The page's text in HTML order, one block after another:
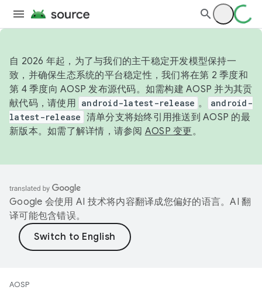
自 2026 年起，为了与我们的主干稳定开发模型保持一
致，并确保生态系统的平台稳定性，我们将在第 2 季度和
第 4 季度向 AOSP 发布源代码。如需构建 AOSP 并为其贡
献代码，请使用 android-latest-release 。
android-
latest-release 清单分支将始终引用推送到 AOSP 的最
新版本。如需了解详情，请参阅 AOSP 变更。
Google 会使用 AI 技术将内容翻译成您偏好的语言。AI 翻
译可能包含错误。
AOSP